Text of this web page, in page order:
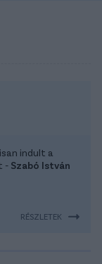
indult a
- Szabó István
RÉSZLETEK